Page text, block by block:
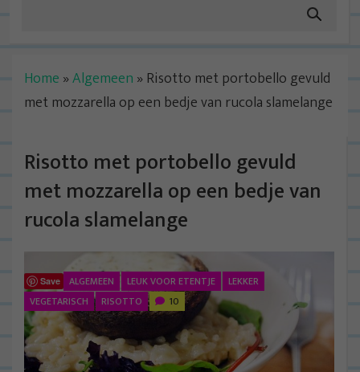
Home »Algemeen » Risotto met portobello gevuld
met mozzarella op een bedje van rucola slamelange
Risotto met portobello gevuld
met mozzarella op een bedje van
rucola slamelange
Save ALGEMEEN LEUK VOOR ETENTJE
LEKKER
VEGETARISCH
RISOTTO 10